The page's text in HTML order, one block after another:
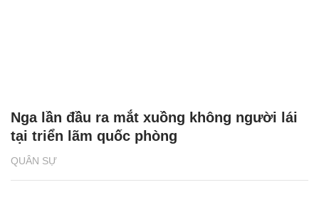
QUÂN SỰ
Nga lần đầu ra mắt xuồng không người lái
tại triển lãm quốc phòng